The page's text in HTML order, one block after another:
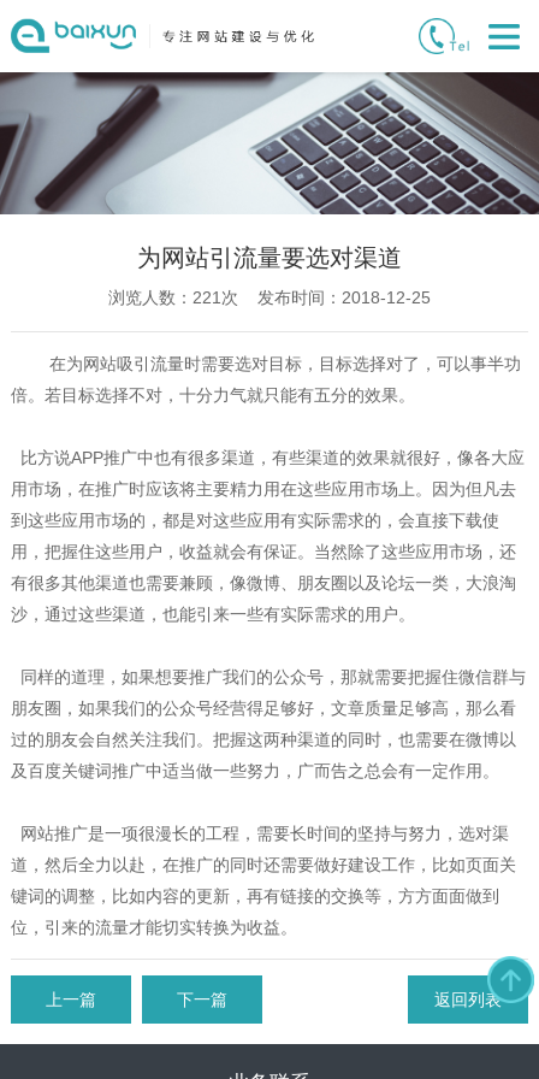
为网站引流量要选对渠道
浏览人数： 221 次 发布时间：2018-12-25
在为网站吸引流量时需要选对目标，目标选择对了，可以事半功
倍。若目标选择不对，十分力气就只能有五分的效果。
比方说APP推广中也有很多渠道，有些渠道的效果就很好，像各大应
用市场，在推广时应该将主要精力用在这些应用市场上。因为但凡去
到这些应用市场的，都是对这些应用有实际需求的，会直接下载使
用，把握住这些用户，收益就会有保证。当然除了这些应用市场，还
有很多其他渠道也需要兼顾，像微博、朋友圈以及论坛一类，大浪淘
沙，通过这些渠道，也能引来一些有实际需求的用户。
同样的道理，如果想要推广我们的公众号，那就需要把握住微信群与
朋友圈，如果我们的公众号经营得足够好，文章质量足够高，那么看
过的朋友会自然关注我们。把握这两种渠道的同时，也需要在微博以
及百度关键词推广中适当做一些努力，广而告之总会有一定作用。
网站推广是一项很漫长的工程，需要长时间的坚持与努力，选对渠
道，然后全力以赴，在推广的同时还需要做好建设工作，比如页面关
键词的调整，比如内容的更新，再有链接的交换等，方方面面做到
位，引来的流量才能切实转换为收益。
上一篇 下一篇 返回列表